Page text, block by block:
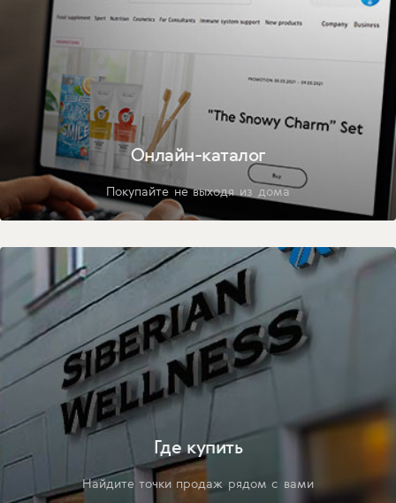
Онлайн-каталог
Покупайте не выходя из дома
Где купить
Найдите точки продаж рядом с вами